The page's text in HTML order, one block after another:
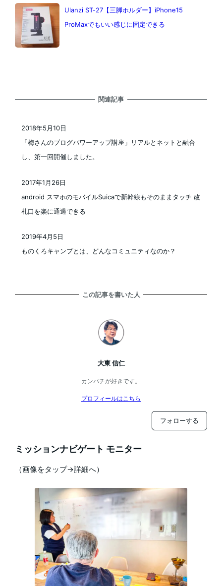
Ulanzi ST-27【三脚ホルダー】iPhone15
ProMaxでもいい感じに固定できる
関連記事
「梅さんのブログパワーアップ講座」リアルとネットと融合
し、第一回開催しました。
2018年5月10日
android スマホのモバイルSuicaで新幹線もそのままタッチ 改
札口を楽に通過できる
投稿日
2017年1月26日
ものくろキャンプとは、どんなコミュニティなのか？
2019年4月5日
この記事を書いた人
大東 信仁
カンパチが好きです。
プロフィールはこちら
フォローする
ミッションナビゲート モニター
（画像をタップ→詳細へ）